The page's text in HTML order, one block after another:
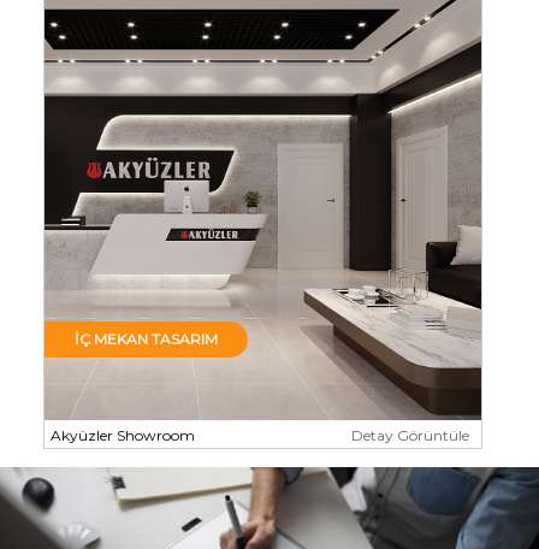
İÇ MEKAN TASARIM
Akyüzler Showroom Detay Görüntüle